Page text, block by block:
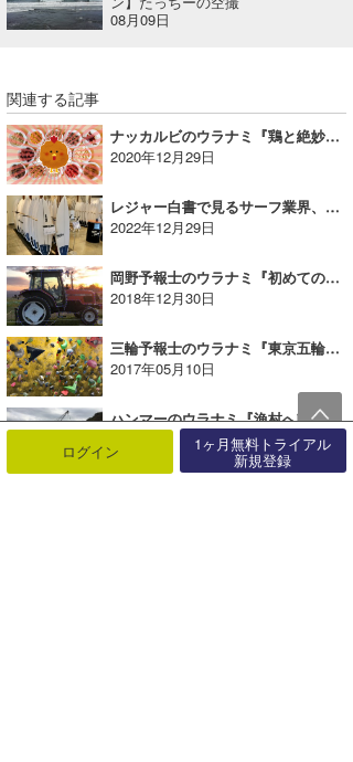
08月09日
関連する記事
ナッカルビのウラナミ『鶏と絶妙なスパイスのコラボレーション』
2020年12月29日
レジャー白書で見るサーフ業界、サーフボードサブスクが業界を底上げする？｜MINのウラナミVol.363
2022年12月29日
岡野予報士のウラナミ『初めてのマザー牧場』
2018年12月30日
三輪予報士のウラナミ『東京五輪追加種目スポーツクライミング。体験してみた！？』
2017年05月10日
ハンマーのウラナミ『漁村へin宮城県石巻②』
2017年01月08日
ログイン 1ヶ月無料トライアル
新規登録